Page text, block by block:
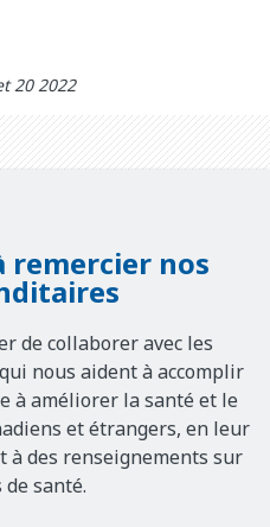
20 2022
remercier nos
de collaborer avec les
nous aident à accomplir
à améliorer la santé et le
et étrangers, en leur
à des renseignements sur
santé.